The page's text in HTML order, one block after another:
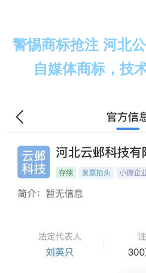
警惕商标抢注 河北
自媒体商标，技